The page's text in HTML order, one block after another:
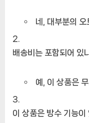
네, 대부분의 오
배송비는 포함되어 있
예, 이 상품은
이 상품은 방수 기능이